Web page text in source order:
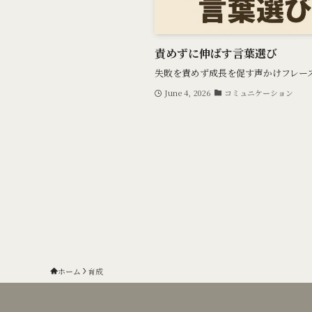
責めずに伸ばす言葉選び
失敗を責めず成長を促す声かけフレー
June 4, 2026 コミュニケーション
ホーム 育成